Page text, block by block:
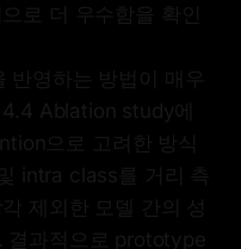
로 더 우수함을 확인
반영하는 방법이 매우
Ablation study에
으로 고려한 방식
intra class를 거리 측
제외한 모델 간의 성
결과적으로 prototype